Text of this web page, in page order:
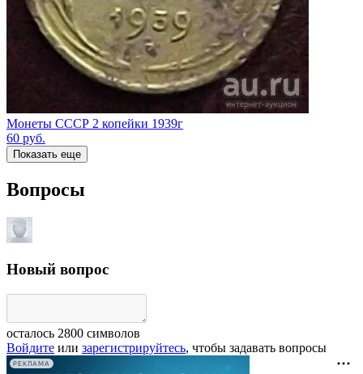
Монеты СССР 2 копейки 1939г
60 руб.
Показать еще
Вопросы
Новый вопрос
осталось 2800 символов
Войдите или зарегистрируйтесь, чтобы задавать вопросы
РЕКЛАМА